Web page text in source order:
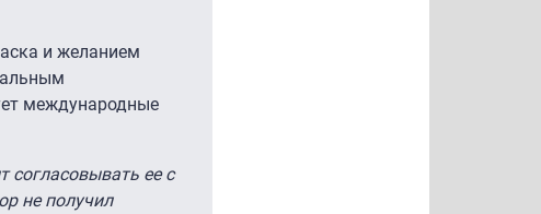
и желанием
международные
согласовывать ее с
не получил